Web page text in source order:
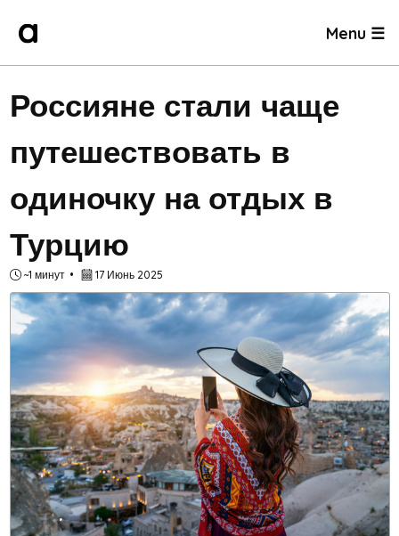
Menu ☰
Россияне стали чаще
путешествовать в
одиночку на отдых в
Турцию
~1 минут 17 Июнь 2025